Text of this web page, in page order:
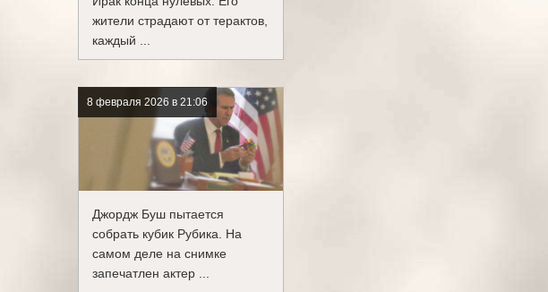
жители страдают от терактов,
каждый ...
8 февраля 2026 в 21:06
Джордж Буш пытается
собрать кубик Рубика. На
самом деле на снимке
запечатлен актер ...